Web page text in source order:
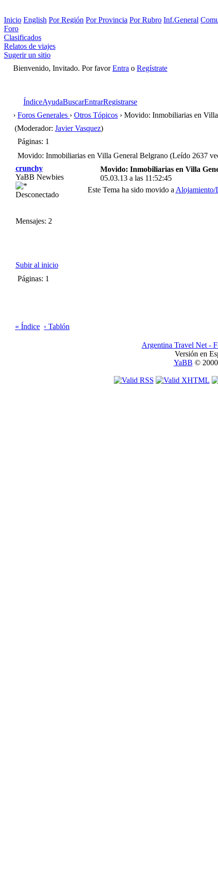
Inicio English Por Región Por Provincia Por Rubro Inf.General
Foro
Clasificados
Relatos de viajes
Sugerir un sitio
Bienvenido, Invitado. Por favorEntra o Regístrate
ÍndiceAyudaBuscarEntrarRegistrarse
› Foros Generales › Otros Tópicos › Movido: Inmobiliarias en
(Moderador:Javier Vasquez)
Páginas: 1
Movido: Inmobiliarias en Villa General Belgrano (Leído 2637
crunchy
YaBB Newbies
Desconectado
Mensajes: 2
Movido: Inmobiliarias en Villa
05.03.13 a las 11:52:45
Este Tema ha sido movido a Alojamiento/
Subir al inicio
Páginas: 1
« Índice ‹ Tablón
Argentina Travel Net -
Versión en
YaBB ©